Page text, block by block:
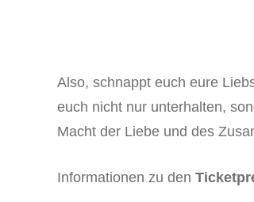
Also, schnappt euch eure
euch nicht nur unterhalten,
Macht der Liebe und des
Informationen zu den